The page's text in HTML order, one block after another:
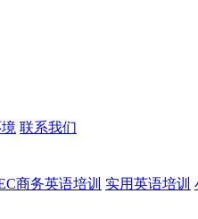
联系我们
商务英语培训 实用英语培训